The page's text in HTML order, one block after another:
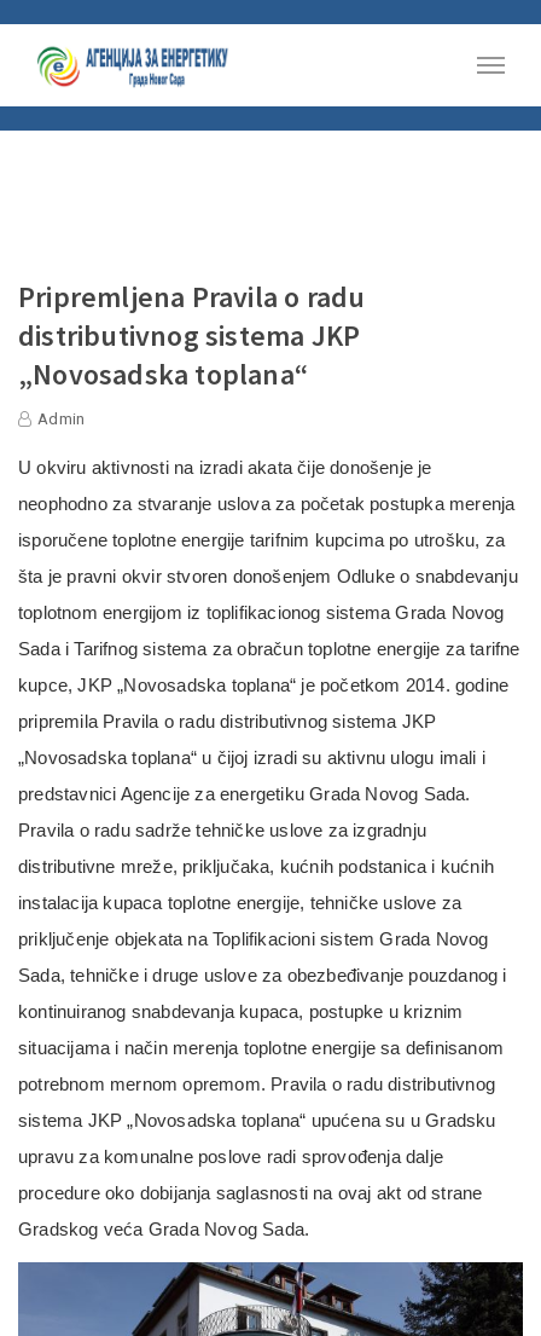
Pripremljena Pravila o radu
distributivnog sistema JKP
„Novosadska toplana“
Admin
U okviru aktivnosti na izradi akata čije donošenje je
neophodno za stvaranje uslova za početak postupka merenja
isporučene toplotne energije tarifnim kupcima po utrošku, za
šta je pravni okvir stvoren donošenjem Odluke o snabdevanju
toplotnom energijom iz toplifikacionog sistema Grada Novog
Sada i Tarifnog sistema za obračun toplotne energije za tarifne
kupce, JKP „Novosadska toplana“ je početkom 2014. godine
pripremila Pravila o radu distributivnog sistema JKP
„Novosadska toplana“ u čijoj izradi su aktivnu ulogu imali i
predstavnici Agencije za energetiku Grada Novog Sada.
Pravila o radu sadrže tehničke uslove za izgradnju
distributivne mreže, priključaka, kućnih podstanica i kućnih
instalacija kupaca toplotne energije, tehničke uslove za
priključenje objekata na Toplifikacioni sistem Grada Novog
Sada, tehničke i druge uslove za obezbeđivanje pouzdanog i
kontinuiranog snabdevanja kupaca, postupke u kriznim
situacijama i način merenja toplotne energije sa definisanom
potrebnom mernom opremom. Pravila o radu distributivnog
sistema JKP „Novosadska toplana“ upućena su u Gradsku
upravu za komunalne poslove radi sprovođenja dalje
procedure oko dobijanja saglasnosti na ovaj akt od strane
Gradskog veća Grada Novog Sada.